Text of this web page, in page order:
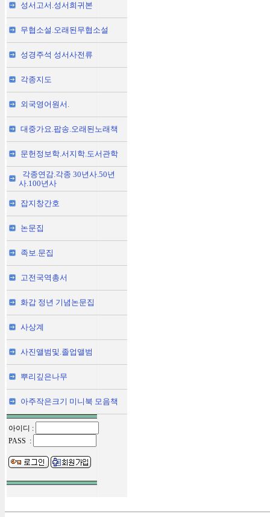
성서고서.성서희귀본
무협소설.오래된무협소설
성경주석 성서사전류
각종지도
외국영어원서.
대중가요.팝송.오래된노래책
문헌정보학.서지학.도서관학
각종연감.각종 30년사.50년
사.100년사
잡지창간호
논문집
족보.문집
고전국역총서
화갑 정년 기념논문집
사상계
사진앨범및.졸업앨범
뿌리깊은나무
아주작은크기 미니북 모음책
아이디 :
PASS :